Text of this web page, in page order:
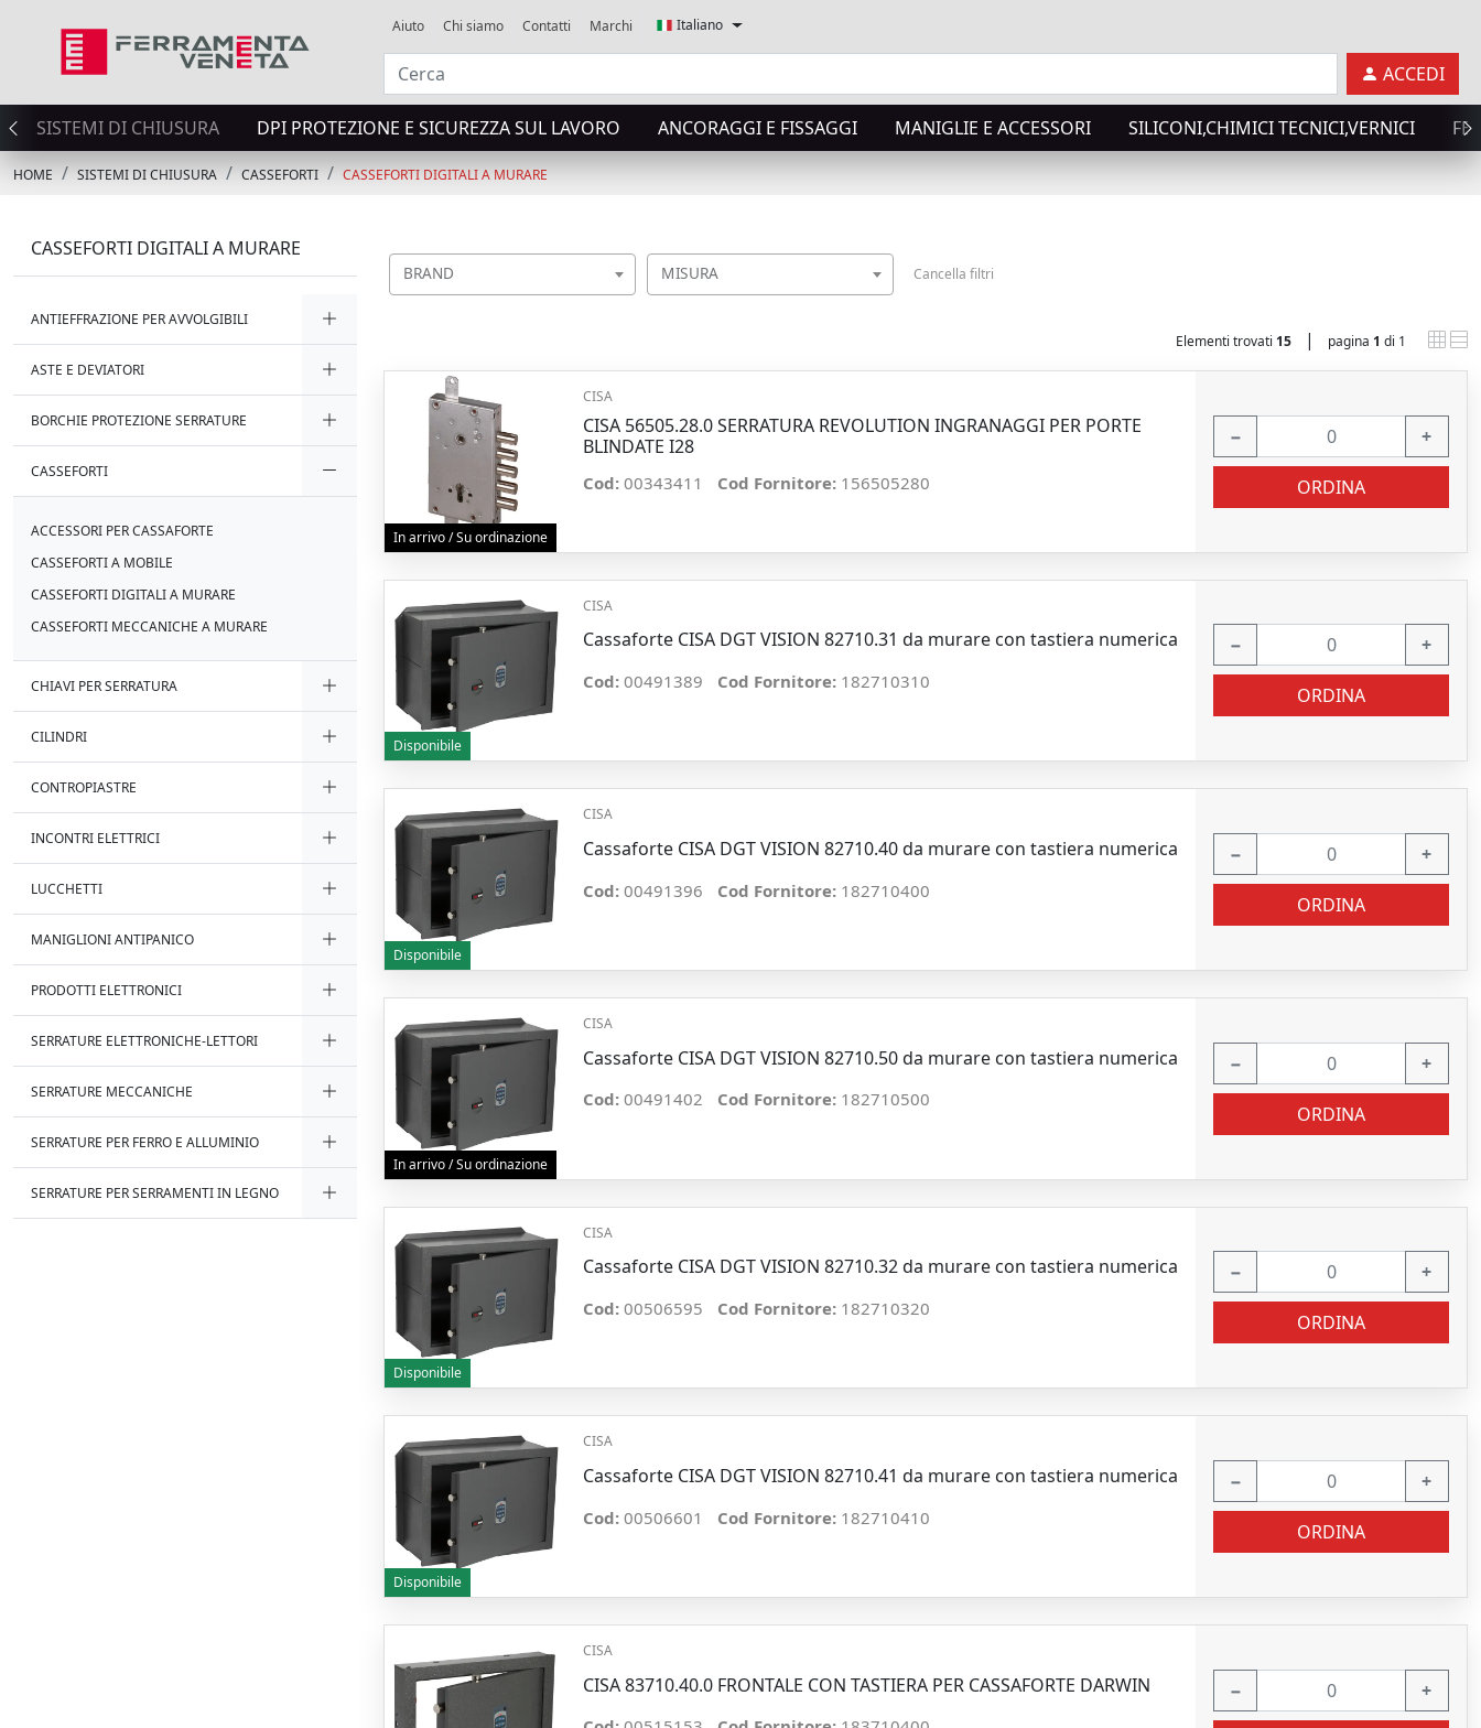
Aiuto Chi siamo Contatti Marchi Italiano
ACCEDI
SISTEMI DI CHIUSURA DPI PROTEZIONE E SICUREZZA SUL LAVORO ANCORAGGI E FISSAGGI MANIGLIE E ACCESSORI SILICONI,CHIMICI TECNICI,VERNICI
HOME SISTEMI DI CHIUSURA CASSEFORTI CASSEFORTI DIGITALI A MURARE
CASSEFORTI DIGITALI A MURARE
ANTIEFFRAZIONE PER AVVOLGIBILI
ASTE E DEVIATORI
BORCHIE PROTEZIONE SERRATURE
CASSEFORTI
ACCESSORI PER CASSAFORTE
CASSEFORTI A MOBILE
CASSEFORTI DIGITALI A MURARE
CASSEFORTI MECCANICHE A MURARE
CHIAVI PER SERRATURA
CILINDRI
CONTROPIASTRE
INCONTRI ELETTRICI
LUCCHETTI
MANIGLIONI ANTIPANICO
PRODOTTI ELETTRONICI
SERRATURE ELETTRONICHE-LETTORI
SERRATURE MECCANICHE
SERRATURE PER FERRO E ALLUMINIO
SERRATURE PER SERRAMENTI IN LEGNO
BRAND MISURA Cancella filtri
Elementi trovati 15 | pagina 1 di 1
In arrivo / Su ordinazione
CISA
CISA 56505.28.0 SERRATURA REVOLUTION INGRANAGGI PER PORTE
BLINDATE I28
Cod: 00343411 Cod Fornitore: 156505280
− +
ORDINA
Disponibile
CISA
Cassaforte CISA DGT VISION 82710.31 da murare con tastiera numerica
Cod: 00491389 Cod Fornitore: 182710310
− +
ORDINA
Disponibile
CISA
Cassaforte CISA DGT VISION 82710.40 da murare con tastiera numerica
Cod: 00491396 Cod Fornitore: 182710400
− +
ORDINA
In arrivo / Su ordinazione
CISA
Cassaforte CISA DGT VISION 82710.50 da murare con tastiera numerica
Cod: 00491402 Cod Fornitore: 182710500
− +
ORDINA
Disponibile
CISA
Cassaforte CISA DGT VISION 82710.32 da murare con tastiera numerica
Cod: 00506595 Cod Fornitore: 182710320
− +
ORDINA
Disponibile
CISA
Cassaforte CISA DGT VISION 82710.41 da murare con tastiera numerica
Cod: 00506601 Cod Fornitore: 182710410
− +
ORDINA
CISA
CISA 83710.40.0 FRONTALE CON TASTIERA PER CASSAFORTE DARWIN − +